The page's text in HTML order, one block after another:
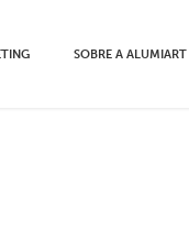
SOBRE A ALUMIART